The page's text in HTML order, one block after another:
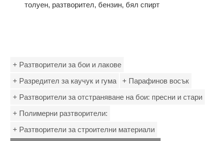
толуен, разтворител, бензин, бял спирт
+ Разтворители за бои и лакове
+ Разредител за каучук и гума
+ Парафинов восък
+ Разтворители за отстраняване на бои: пресни и стари
+ Полимерни разтворители:
+ Разтворители за строителни материали